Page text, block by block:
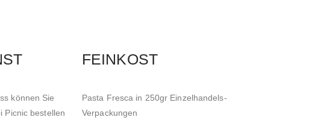
können Sie
Picnic bestellen
FEINKOST
Pasta Fresca in 250gr Einzelhandels-
Verpackungen